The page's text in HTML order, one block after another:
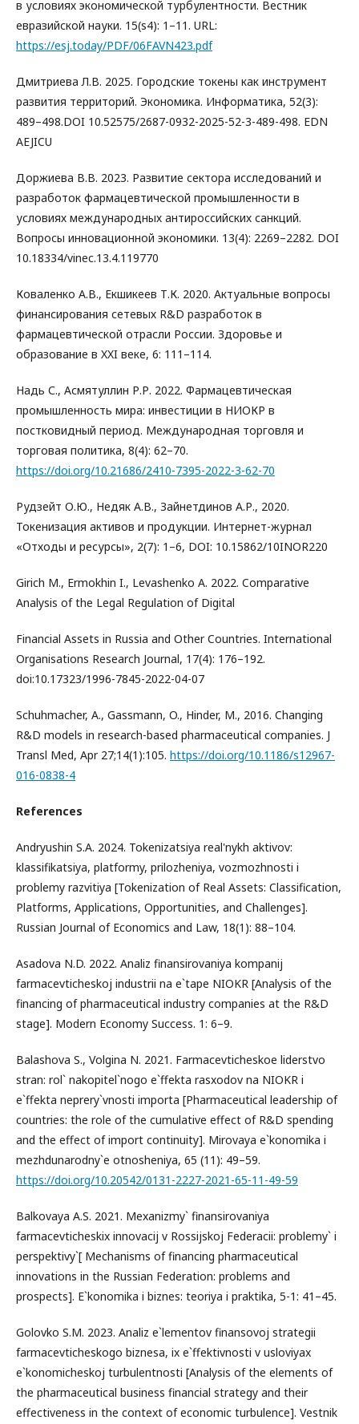
в условиях экономической турбулентности. Вестник
евразийской науки. 15(s4): 1–11. URL:
https://esj.today/PDF/06FAVN423.pdf
Дмитриева Л.В. 2025. Городские токены как инструмент
развития территорий. Экономика. Информатика, 52(3):
489–498.DOI 10.52575/2687-0932-2025-52-3-489-498. EDN
AEJICU
Доржиева В.В. 2023. Развитие сектора исследований и
разработок фармацевтической промышленности в
условиях международных антироссийских санкций.
Вопросы инновационной экономики. 13(4): 2269–2282. DOI
10.18334/vinec.13.4.119770
Коваленко А.В., Екшикеев Т.К. 2020. Актуальные вопросы
финансирования сетевых R&D разработок в
фармацевтической отрасли России. Здоровье и
образование в XXI веке, 6: 111–114.
Надь С., Асмятуллин Р.Р. 2022. Фармацевтическая
промышленность мира: инвестиции в НИОКР в
постковидный период. Международная торговля и
торговая политика, 8(4): 62–70.
https://doi.org/10.21686/2410-7395-2022-3-62-70
Рудзейт О.Ю., Недяк А.В., Зайнетдинов А.Р., 2020.
Токенизация активов и продукции. Интернет-журнал
«Отходы и ресурсы», 2(7): 1–6, DOI: 10.15862/10INOR220
Girich M., Ermokhin I., Levashenko A. 2022. Comparative
Analysis of the Legal Regulation of Digital
Financial Assets in Russia and Other Countries. International
Organisations Research Journal, 17(4): 176–192.
doi:10.17323/1996-7845-2022-04-07
Schuhmacher, A., Gassmann, O., Hinder, M., 2016. Changing
R&D models in research-based pharmaceutical companies. J
Transl Med, Apr 27;14(1):105. https://doi.org/10.1186/s12967-
016-0838-4
References
Andryushin S.A. 2024. Tokenizatsiya real'nykh aktivov:
klassifikatsiya, platformy, prilozheniya, vozmozhnosti i
problemy razvitiya [Tokenization of Real Assets: Classification,
Platforms, Applications, Opportunities, and Challenges].
Russian Journal of Economics and Law, 18(1): 88–104.
Asadova N.D. 2022. Analiz finansirovaniya kompanij
farmacevticheskoj industrii na e`tape NIOKR [Analysis of the
financing of pharmaceutical industry companies at the R&D
stage]. Modern Economy Success. 1: 6–9.
Balashova S., Volgina N. 2021. Farmacevticheskoe liderstvo
stran: rol` nakopitel`nogo e`ffekta rasxodov na NIOKR i
e`ffekta neprery`vnosti importa [Pharmaceutical leadership of
countries: the role of the cumulative effect of R&D spending
and the effect of import continuity]. Mirovaya e`konomika i
mezhdunarodny`e otnosheniya, 65 (11): 49–59.
https://doi.org/10.20542/0131-2227-2021-65-11-49-59
Balkovaya A.S. 2021. Mexanizmy` finansirovaniya
farmacevticheskix innovacij v Rossijskoj Federacii: problemy` i
perspektivy`[ Mechanisms of financing pharmaceutical
innovations in the Russian Federation: problems and
prospects]. E`konomika i biznes: teoriya i praktika, 5-1: 41–45.
Golovko S.M. 2023. Analiz e`lementov finansovoj strategii
farmacevticheskogo biznesa, ix e`ffektivnosti v usloviyax
e`konomicheskoj turbulentnosti [Analysis of the elements of
the pharmaceutical business financial strategy and their
effectiveness in the context of economic turbulence]. Vestnik